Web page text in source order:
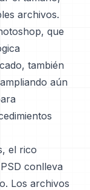
archivos.
que
también
aún
el rico
conlleva
Los archivos